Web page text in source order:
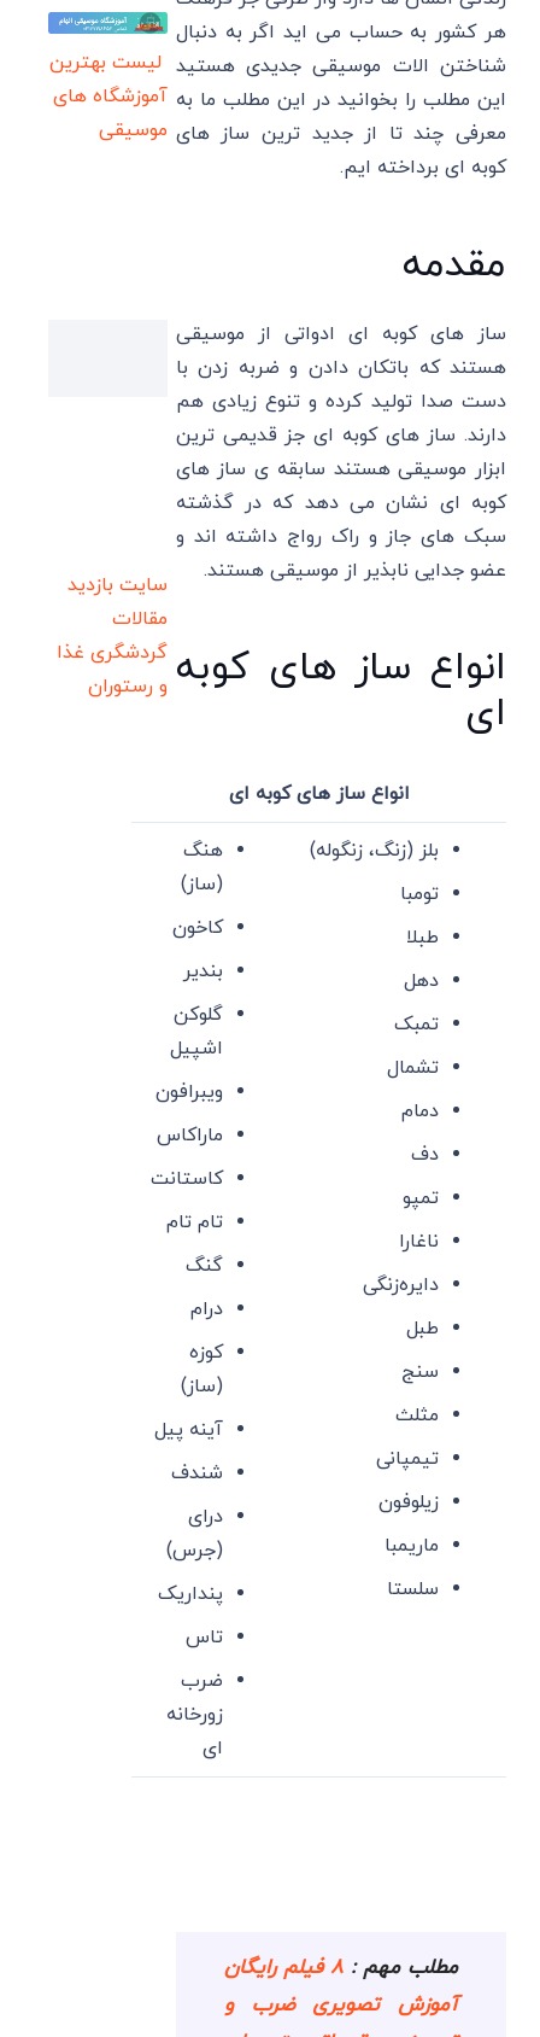
هر کشور به حساب می اید اگر به دنبال
شناختن الات موسیقی جدیدی هستید
این مطلب را بخوانید در این مطلب ما به
معرفی چند تا از جدید ترین ساز های
کوبه ای برداخته ایم.
مقدمه
ساز های کوبه ای ادواتی از موسیقی
هستند که باتکان دادن و ضربه زدن با
دست صدا تولید کرده و تنوع زیادی هم
دارند. ساز های کوبه ای جز قدیمی ترین
ابزار موسیقی هستند سابقه ی ساز های
کوبه ای نشان می دهد که در گذشته
سبک های جاز و راک رواج داشته اند و
عضو جدایی نابذیر از موسیقی هستند.
انواع ساز های کوبه
ای
انواع ساز های کوبه ای
بلز (زنگ، زنگوله)
تومبا
طبلا
دهل
تمبک
تشمال
دمام
دف
تمپو
ناغارا
دایره‌زنگی
طبل
سنج
مثلث
تیمپانی
زیلوفون
ماریمبا
سلستا
هنگ
(ساز)
کاخون
بندیر
گلوکن
اشپیل
ویبرافون
ماراکاس
کاستانت
تام تام
گنگ
درام
کوزه
(ساز)
آینه پیل
شندف
درای
(جرس)
پنداریک
تاس
ضرب
زورخانه
ای
مطلب مهم :
۸ فیلم رایگان
آموزش تصویری ضرب و
لیست بهترین
آموزشگاه های
موسیقی
سایت بازدید
مقالات
گردشگری غذا
و رستوران